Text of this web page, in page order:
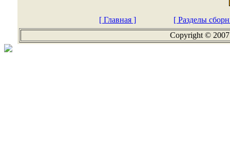
[ Главная ]
[ Разделы
Copyright ©